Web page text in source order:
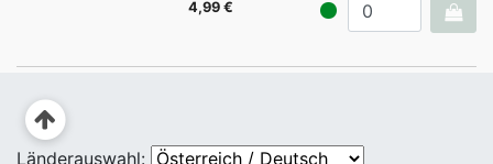
4,99 €
Länderauswahl: